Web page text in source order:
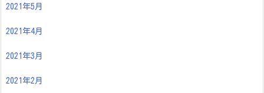
2021年5月
2021年4月
2021年3月
2021年2月